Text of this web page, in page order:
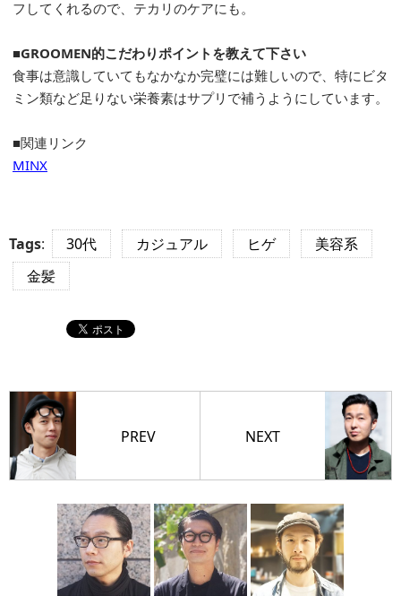
フしてくれるので、テカリのケアにも。
■GROOMEN的こだわりポイントを教えて下さい
食事は意識していてもなかなか完璧には難しいので、特にビタ
ミン類など足りない栄養素はサプリで補うようにしています。
■関連リンク
MINX
Tags: 30代 カジュアル ヒゲ
美容系
金髪
PREV NEXT